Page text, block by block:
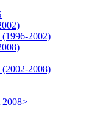
2002)
2008)